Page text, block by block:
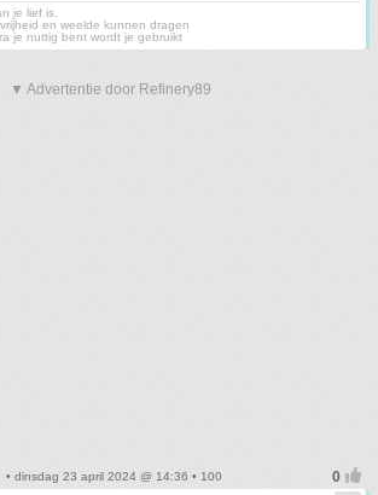
je lief is.
en weelde kunnen dragen
je nuttig bent wordt je gebruikt
▼ Advertentie door Refinery89
• dinsdag 23 april 2024 @ 14:36 • 100